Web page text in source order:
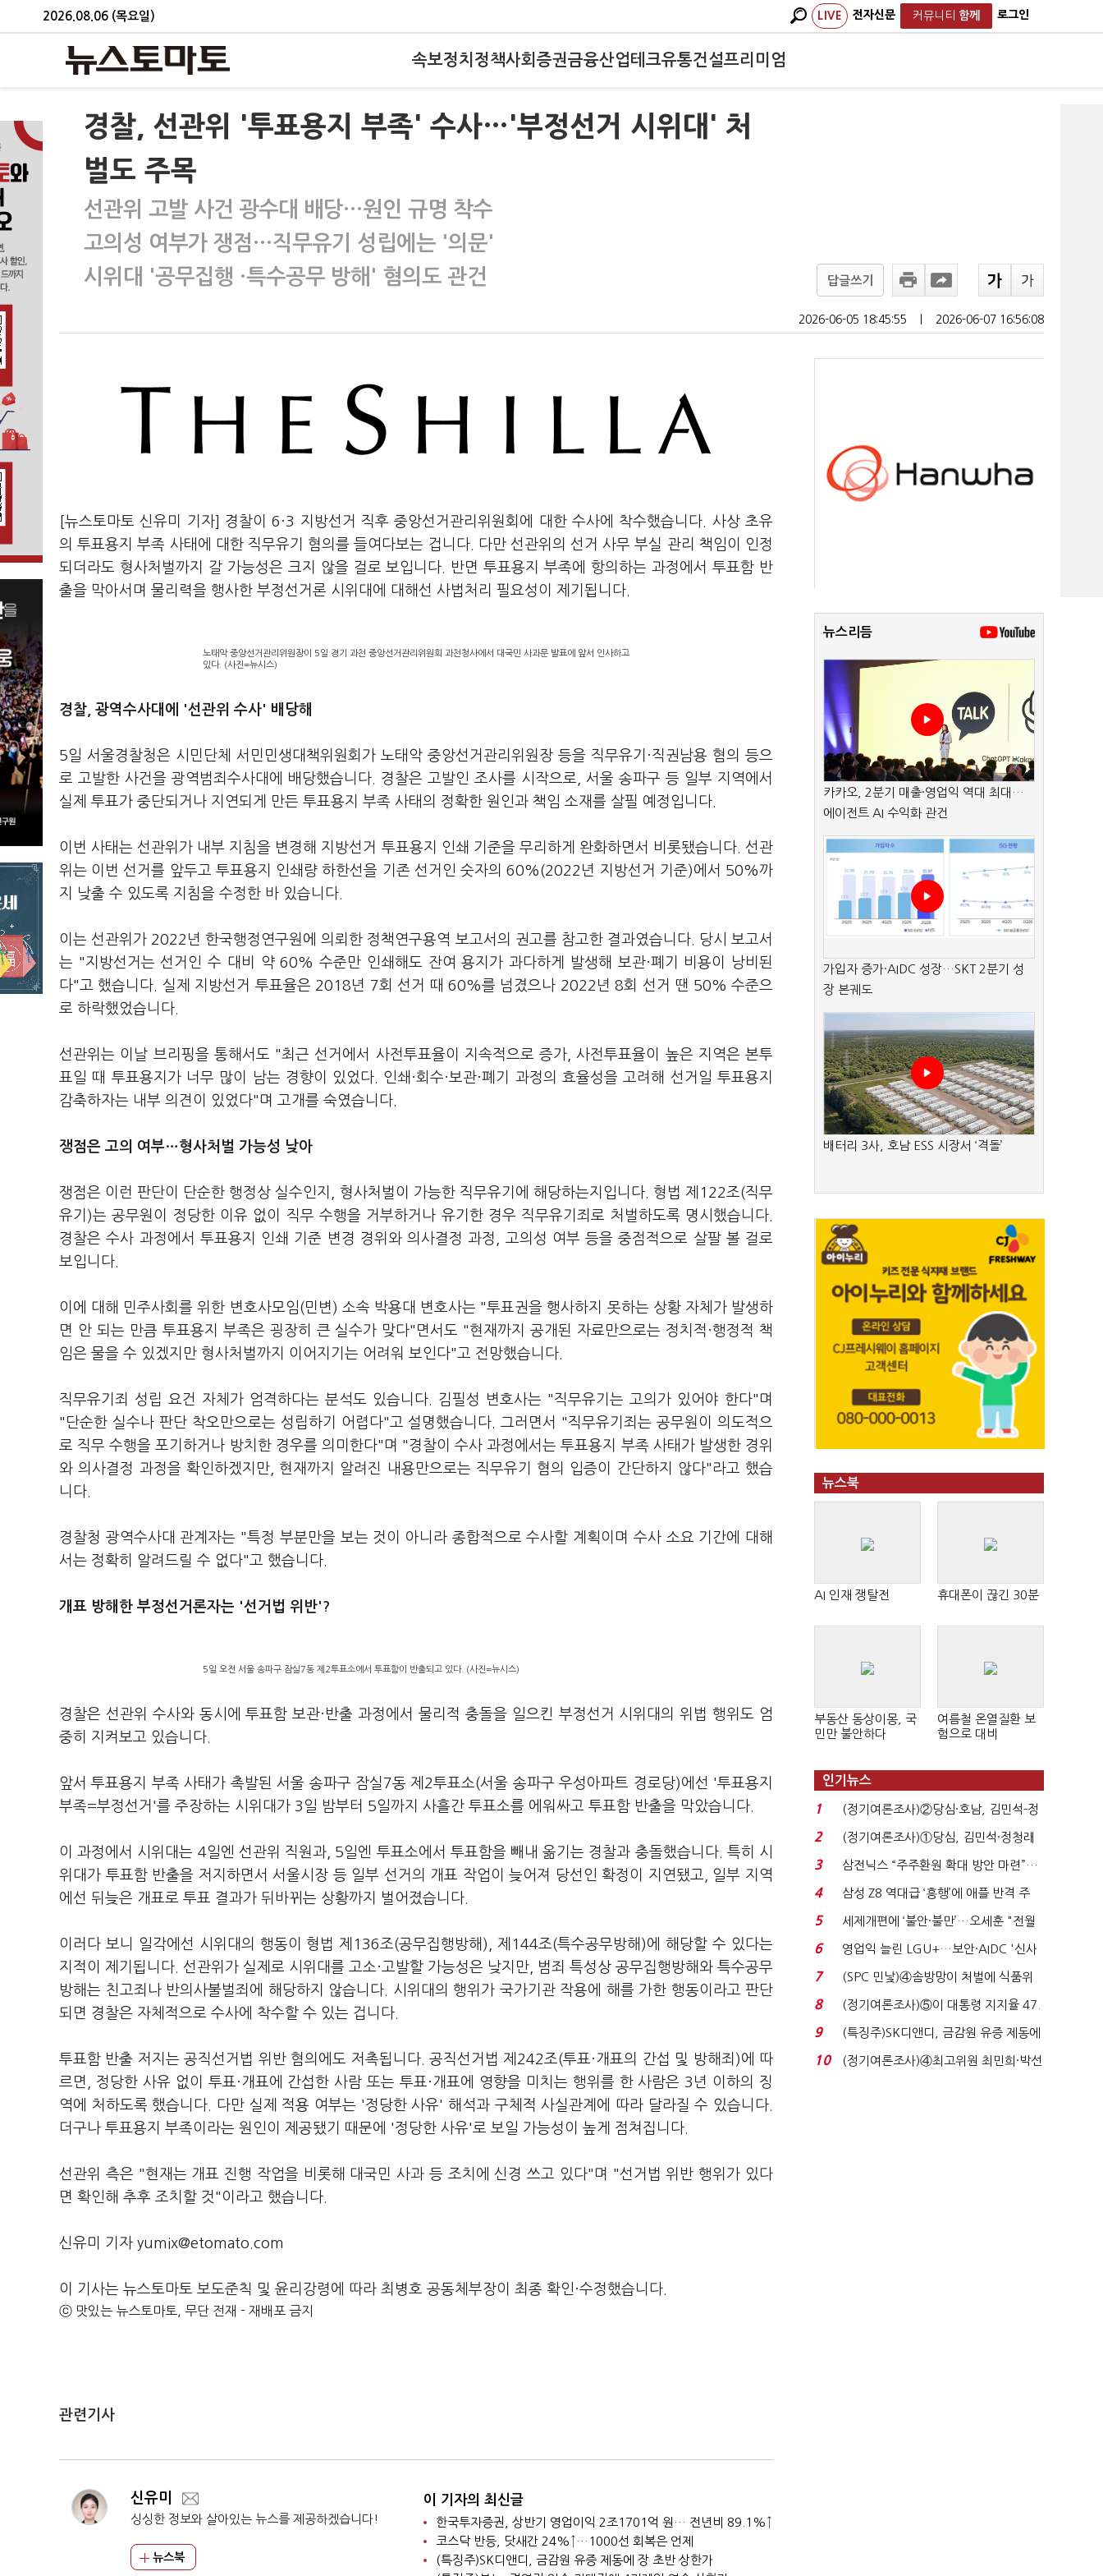
2026.08.06 (목요일) LIVE 전자신문 커뮤니티 함께 로그인
속보정치 정책사회 증권금융산업테크유통건설프리미엄
경찰, 선관위 '투표용지 부족' 수사…'부정선거 시위대' 처
벌도 주목
선관위 고발 사건 광수대 배당…원인 규명 착수
고의성 여부가 쟁점…직무유기 성립에는 '의문'
시위대 '공무집행 ·특수공무 방해' 혐의도 관건
답글쓰기
2026-06-05 18:45:55 2026-06-07 16:56:08
[뉴스토마토 신유미 기자] 경찰이 6·3 지방선거 직후 중앙선거관리위원회에 대한 수사에 착수했습니다. 사상 초유
의 투표용지 부족 사태에 대한 직무유기 혐의를 들여다보는 겁니다. 다만 선관위의 선거 사무 부실 관리 책임이 인정
되더라도 형사처벌까지 갈 가능성은 크지 않을 걸로 보입니다. 반면 투표용지 부족에 항의하는 과정에서 투표함 반
출을 막아서며 물리력을 행사한 부정선거론 시위대에 대해선 사법처리 필요성이 제기됩니다.
노태악 중앙선거관리위원장이 5일 경기 과천 중앙선거관리위원회 과천청사에서 대국민 사과문 발표에 앞서 인사하고
있다. (사진=뉴시스)
경찰, 광역수사대에 '선관위 수사' 배당해
5일 서울경찰청은 시민단체 서민민생대책위원회가 노태악 중앙선거관리위원장 등을 직무유기·직권남용 혐의 등으
로 고발한 사건을 광역범죄수사대에 배당했습니다. 경찰은 고발인 조사를 시작으로, 서울 송파구 등 일부 지역에서
실제 투표가 중단되거나 지연되게 만든 투표용지 부족 사태의 정확한 원인과 책임 소재를 살필 예정입니다.
이번 사태는 선관위가 내부 지침을 변경해 지방선거 투표용지 인쇄 기준을 무리하게 완화하면서 비롯됐습니다. 선관
위는 이번 선거를 앞두고 투표용지 인쇄량 하한선을 기존 선거인 숫자의 60%(2022년 지방선거 기준)에서 50%까
지 낮출 수 있도록 지침을 수정한 바 있습니다.
이는 선관위가 2022년 한국행정연구원에 의뢰한 정책연구용역 보고서의 권고를 참고한 결과였습니다. 당시 보고서
는 "지방선거는 선거인 수 대비 약 60% 수준만 인쇄해도 잔여 용지가 과다하게 발생해 보관·폐기 비용이 낭비된
다"고 했습니다. 실제 지방선거 투표율은 2018년 7회 선거 때 60%를 넘겼으나 2022년 8회 선거 땐 50% 수준으
로 하락했었습니다.
선관위는 이날 브리핑을 통해서도 "최근 선거에서 사전투표율이 지속적으로 증가, 사전투표율이 높은 지역은 본투
표일 때 투표용지가 너무 많이 남는 경향이 있었다. 인쇄·회수·보관·폐기 과정의 효율성을 고려해 선거일 투표용지
감축하자는 내부 의견이 있었다"며 고개를 숙였습니다.
쟁점은 고의 여부…형사처벌 가능성 낮아
쟁점은 이런 판단이 단순한 행정상 실수인지, 형사처벌이 가능한 직무유기에 해당하는지입니다. 형법 제122조(직무
유기)는 공무원이 정당한 이유 없이 직무 수행을 거부하거나 유기한 경우 직무유기죄로 처벌하도록 명시했습니다.
경찰은 수사 과정에서 투표용지 인쇄 기준 변경 경위와 의사결정 과정, 고의성 여부 등을 중점적으로 살팔 볼 걸로
보입니다.
이에 대해 민주사회를 위한 변호사모임(민변) 소속 박용대 변호사는 "투표권을 행사하지 못하는 상황 자체가 발생하
면 안 되는 만큼 투표용지 부족은 굉장히 큰 실수가 맞다"면서도 "현재까지 공개된 자료만으로는 정치적·행정적 책
임은 물을 수 있겠지만 형사처벌까지 이어지기는 어려워 보인다"고 전망했습니다.
직무유기죄 성립 요건 자체가 엄격하다는 분석도 있습니다. 김필성 변호사는 "직무유기는 고의가 있어야 한다"며
"단순한 실수나 판단 착오만으로는 성립하기 어렵다"고 설명했습니다. 그러면서 "직무유기죄는 공무원이 의도적으
로 직무 수행을 포기하거나 방치한 경우를 의미한다"며 "경찰이 수사 과정에서는 투표용지 부족 사태가 발생한 경위
와 의사결정 과정을 확인하겠지만, 현재까지 알려진 내용만으로는 직무유기 혐의 입증이 간단하지 않다"라고 했습
니다.
경찰청 광역수사대 관계자는 "특정 부분만을 보는 것이 아니라 종합적으로 수사할 계획이며 수사 소요 기간에 대해
서는 정확히 알려드릴 수 없다"고 했습니다.
개표 방해한 부정선거론자는 '선거법 위반'?
5일 오전 서울 송파구 잠실7동 제2투표소에서 투표함이 반출되고 있다. (사진=뉴시스)
경찰은 선관위 수사와 동시에 투표함 보관·반출 과정에서 물리적 충돌을 일으킨 부정선거 시위대의 위법 행위도 엄
중히 지켜보고 있습니다.
앞서 투표용지 부족 사태가 촉발된 서울 송파구 잠실7동 제2투표소(서울 송파구 우성아파트 경로당)에선 '투표용지
부족=부정선거'를 주장하는 시위대가 3일 밤부터 5일까지 사흘간 투표소를 에워싸고 투표함 반출을 막았습니다.
이 과정에서 시위대는 4일엔 선관위 직원과, 5일엔 투표소에서 투표함을 빼내 옮기는 경찰과 충돌했습니다. 특히 시
위대가 투표함 반출을 저지하면서 서울시장 등 일부 선거의 개표 작업이 늦어져 당선인 확정이 지연됐고, 일부 지역
에선 뒤늦은 개표로 투표 결과가 뒤바뀌는 상황까지 벌어졌습니다.
이러다 보니 일각에선 시위대의 행동이 형법 제136조(공무집행방해), 제144조(특수공무방해)에 해당할 수 있다는
지적이 제기됩니다. 선관위가 실제로 시위대를 고소·고발할 가능성은 낮지만, 범죄 특성상 공무집행방해와 특수공무
방해는 친고죄나 반의사불벌죄에 해당하지 않습니다. 시위대의 행위가 국가기관 작용에 해를 가한 행동이라고 판단
되면 경찰은 자체적으로 수사에 착수할 수 있는 겁니다.
투표함 반출 저지는 공직선거법 위반 혐의에도 저촉됩니다. 공직선거법 제242조(투표·개표의 간섭 및 방해죄)에 따
르면, 정당한 사유 없이 투표·개표에 간섭한 사람 또는 투표·개표에 영향을 미치는 행위를 한 사람은 3년 이하의 징
역에 처하도록 했습니다. 다만 실제 적용 여부는 '정당한 사유' 해석과 구체적 사실관계에 따라 달라질 수 있습니다.
더구나 투표용지 부족이라는 원인이 제공됐기 때문에 '정당한 사유'로 보일 가능성이 높게 점쳐집니다.
선관위 측은 "현재는 개표 진행 작업을 비롯해 대국민 사과 등 조치에 신경 쓰고 있다"며 "선거법 위반 행위가 있다
면 확인해 추후 조치할 것"이라고 했습니다.
신유미 기자 yumix@etomato.com
이 기사는 뉴스토마토 보도준칙 및 윤리강령에 따라 최병호 공동체부장이 최종 확인·수정했습니다.
ⓒ 맛있는 뉴스토마토, 무단 전재 - 재배포 금지
관련기사
신유미
싱싱한 정보와 살아있는 뉴스를 제공하겠습니다!
뉴스북
이 기자의 최신글
한국투자증권, 상반기 영업이익 2조1701억 원… 전년비 89.1%↑
코스닥 반등, 닷새간 24%↑…1000선 회복은 언제
(특징주)SK디앤디, 금감원 유증 제동에 장 초반 상한가
뉴스리듬
카카오, 2분기 매출·영업익 역대 최대…
에이전트 AI 수익화 관건
가입자 증가·AIDC 성장…SKT 2분기 성
장 본궤도
배터리 3사, 호남 ESS 시장서 ‘격돌’
뉴스북
AI 인재 쟁탈전 휴대폰이 끊긴 30분
부동산 동상이몽, 국
민만 불안하다
여름철 온열질환 보
험으로 대비
인기뉴스
1
(정기여론조사)②당심·호남, 김민석-정
청래 '초접전'...
2
(정기여론조사)①당심, 김민석·정청래
'초접전'…대통령 ...
3
삼전닉스 “주주환원 확대 방안 마련”…
로이터에 성명...
4
삼성 Z8 역대급 ‘흥행’에 애플 반격 주
목…9월 ‘폴...
5
세제개편에 ‘불안·불만’…오세훈 "전월
세 구하기 더 ...
6
영업익 늘린 LGU+…보안·AIDC '신사
업 드라이브'...
7
(SPC 민낯)④솜방망이 처벌에 식품위
생법 위반 반복...
8
(정기여론조사)⑤이 대통령 지지율 47.
7%…일주일 만에 ...
9
(특징주)SK디앤디, 금감원 유증 제동에
장 초반 상한가...
10
(정기여론조사)④최고위원 최민희·박선